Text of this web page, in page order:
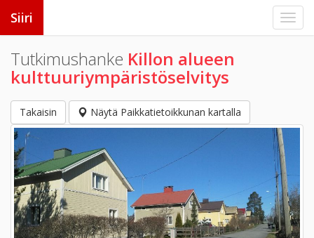
Siiri
Tutkimushanke Killon alueen
kulttuuriympäristöselvitys
Takaisin Näytä Paikkatietoikkunan kartalla